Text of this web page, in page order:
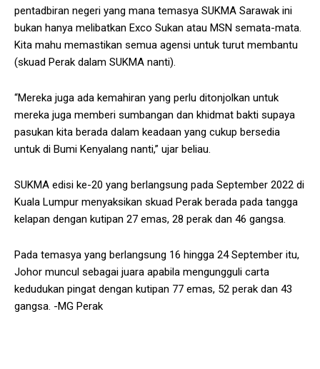
pentadbiran negeri yang mana temasya SUKMA Sarawak ini
bukan hanya melibatkan Exco Sukan atau MSN semata-mata.
Kita mahu memastikan semua agensi untuk turut membantu
(skuad Perak dalam SUKMA nanti).
“Mereka juga ada kemahiran yang perlu ditonjolkan untuk
mereka juga memberi sumbangan dan khidmat bakti supaya
pasukan kita berada dalam keadaan yang cukup bersedia
untuk di Bumi Kenyalang nanti,” ujar beliau.
SUKMA edisi ke-20 yang berlangsung pada September 2022 di
Kuala Lumpur menyaksikan skuad Perak berada pada tangga
kelapan dengan kutipan 27 emas, 28 perak dan 46 gangsa.
Pada temasya yang berlangsung 16 hingga 24 September itu,
Johor muncul sebagai juara apabila mengungguli carta
kedudukan pingat dengan kutipan 77 emas, 52 perak dan 43
gangsa. -MG Perak